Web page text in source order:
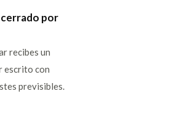
por
recibes un
escrito con
previsibles.